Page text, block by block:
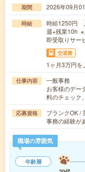
期間 2026年09月
時給
時給1250円
週+残業10h ※
即受取りサー
交通費
1ヶ月3万円を
仕事内容
一般事務
お客様のデー
料のチェック
応募資格
ブランクOK /
事務の経験が
職場の雰囲気
年齢層